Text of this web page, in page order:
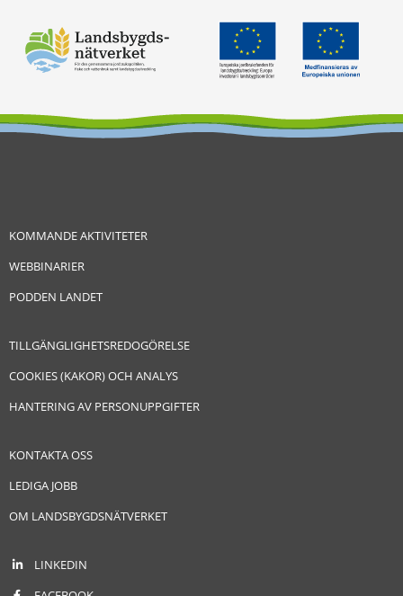
KOMMANDE AKTIVITETER
WEBBINARIER
PODDEN LANDET
TILLGÄNGLIGHETSREDOGÖRELSE
COOKIES (KAKOR) OCH ANALYS
HANTERING AV PERSONUPPGIFTER
KONTAKTA OSS
LEDIGA JOBB
OM LANDSBYGDSNÄTVERKET
LINKEDIN